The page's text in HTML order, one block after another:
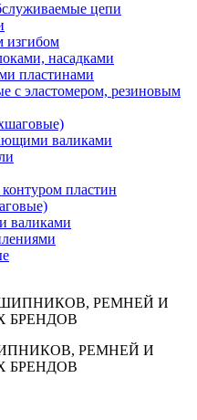
цепи
изгибом
насадками
пластинами
с эластомером, резиновым
валиками
пластин
валиками
РЕМНЕЙ И
БРЕНДОВ